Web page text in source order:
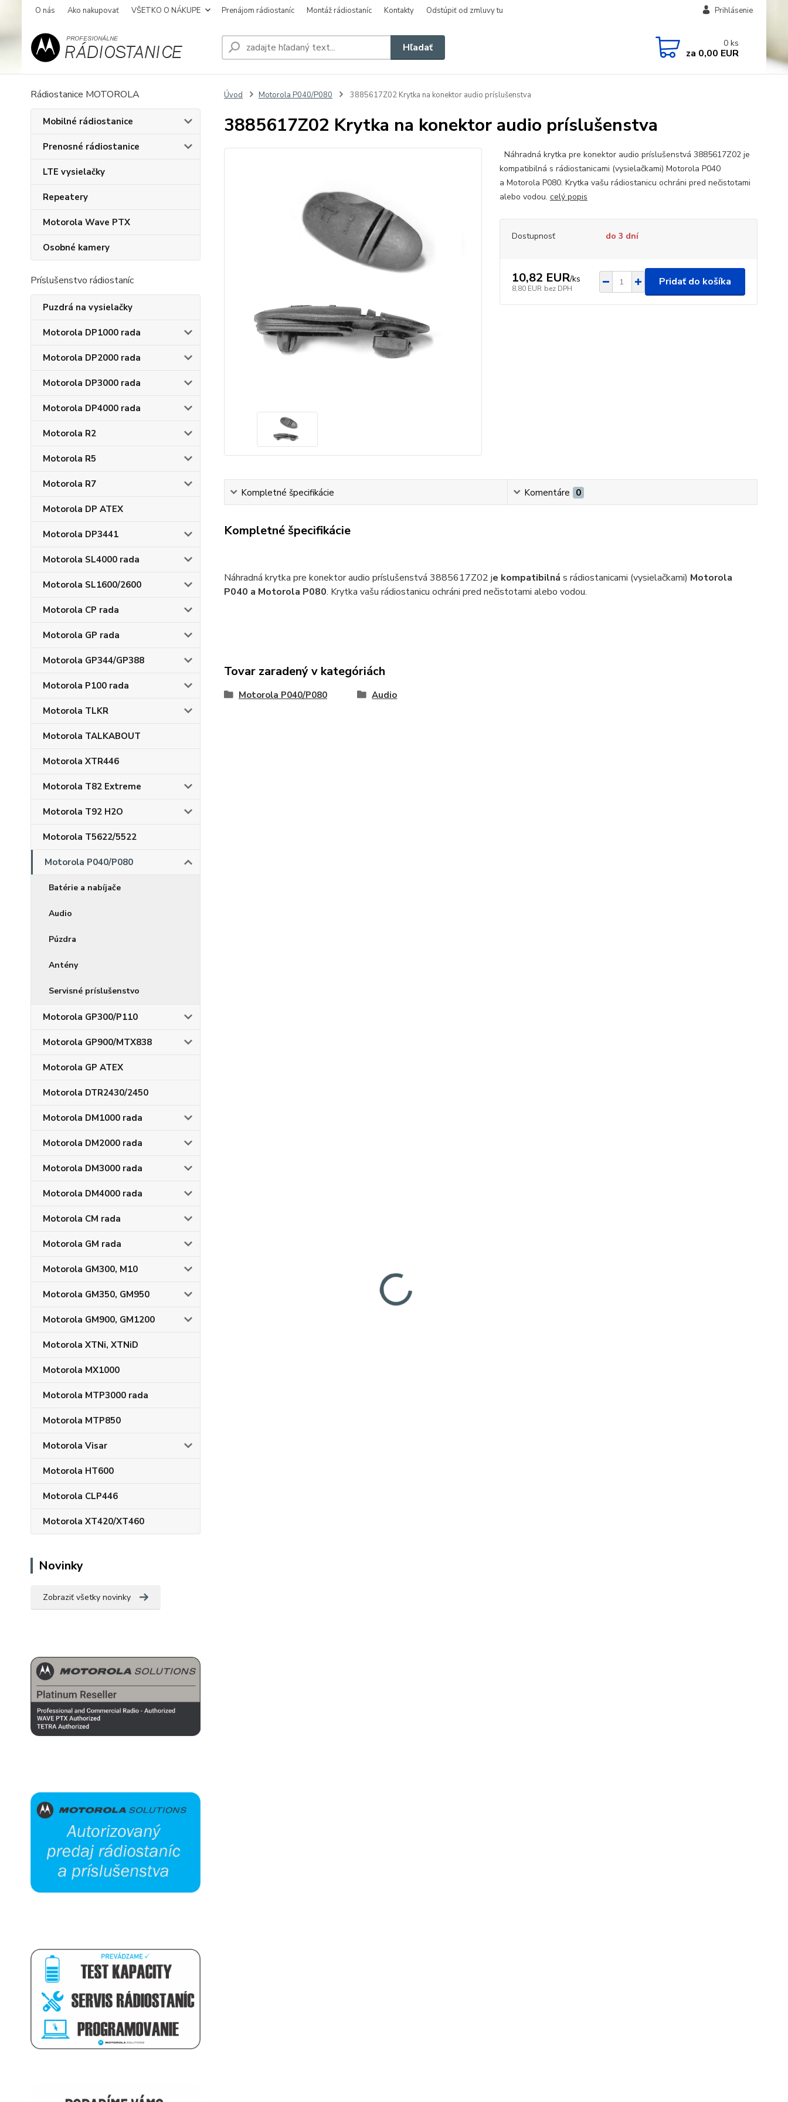
O nás Ako nakupovať VŠETKO O NÁKUPE Prenájom rádiostaníc Montáž rádiostaníc Kontakty Odstúpiť od zmluvy tu Prihlásenie
Hľadať 0 ks
za 0,00 EUR
Rádiostanice MOTOROLA
Mobilné rádiostanice
Prenosné rádiostanice
LTE vysielačky
Repeatery
Motorola Wave PTX
Osobné kamery
Príslušenstvo rádiostaníc
Puzdrá na vysielačky
Motorola DP1000 rada
Motorola DP2000 rada
Motorola DP3000 rada
Motorola DP4000 rada
Motorola R2
Motorola R5
Motorola R7
Motorola DP ATEX
Motorola DP3441
Motorola SL4000 rada
Motorola SL1600/2600
Motorola CP rada
Motorola GP rada
Motorola GP344/GP388
Motorola P100 rada
Motorola TLKR
Motorola TALKABOUT
Motorola XTR446
Motorola T82 Extreme
Motorola T92 H2O
Motorola T5622/5522
Motorola P040/P080
Batérie a nabíjače
Audio
Púzdra
Antény
Servisné príslušenstvo
Motorola GP300/P110
Motorola GP900/MTX838
Motorola GP ATEX
Motorola DTR2430/2450
Motorola DM1000 rada
Motorola DM2000 rada
Motorola DM3000 rada
Motorola DM4000 rada
Motorola CM rada
Motorola GM rada
Motorola GM300, M10
Motorola GM350, GM950
Motorola GM900, GM1200
Motorola XTNi, XTNiD
Motorola MX1000
Motorola MTP3000 rada
Motorola MTP850
Motorola Visar
Motorola HT600
Motorola CLP446
Motorola XT420/XT460
Novinky
Zobraziť všetky novinky
Úvod Motorola P040/P080 3885617Z02 Krytka na konektor audio príslušenstva
3885617Z02 Krytka na konektor audio príslušenstva
Náhradná krytka pre konektor audio príslušenstvá 3885617Z02 je
kompatibilná s rádiostanicami (vysielačkami) Motorola P040
a Motorola P080. Krytka vašu rádiostanicu ochráni pred nečistotami
alebo vodou. celý popis
Dostupnosť do 3 dní
10,82 EUR/ks
8,80 EUR bez DPH
Pridať do košíka
Kompletné špecifikácie Komentáre 0
Kompletné špecifikácie
Náhradná krytka pre konektor audio príslušenstvá 3885617Z02 je kompatibilná s rádiostanicami (vysielačkami) Motorola
P040 a Motorola P080. Krytka vašu rádiostanicu ochráni pred nečistotami alebo vodou.
Tovar zaradený v kategóriách
Motorola P040/P080 Audio